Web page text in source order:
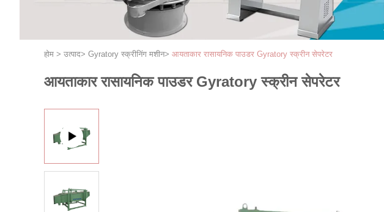
होम > उत्पाद> Gyratory स्क्रीनिंग मशीन> आयताकार रासायनिक पाउडर Gyratory स्क्रीन सेपरेटर
आयताकार रासायनिक पाउडर Gyratory स्क्रीन सेपरेटर